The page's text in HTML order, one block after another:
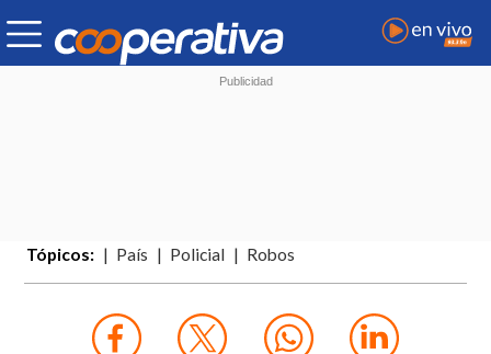
Tópicos: País Policial Robos